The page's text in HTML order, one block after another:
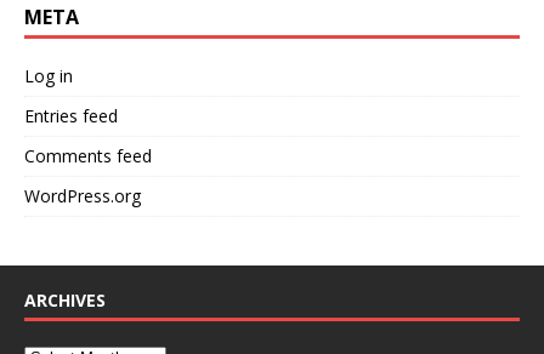
META
Log in
Entries feed
Comments feed
WordPress.org
ARCHIVES